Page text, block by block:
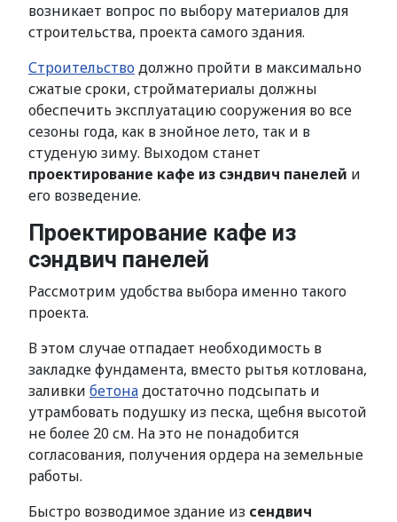
возникает вопрос по выбору материалов для
строительства, проекта самого здания.
Строительстводолжно пройти в максимально
сжатые сроки, стройматериалы должны
обеспечить эксплуатацию сооружения во все
сезоны года, как в знойное лето, так и в
студеную зиму. Выходом станет
проектирование кафе из сэндвич панелей и
его возведение.
Проектирование кафе из
сэндвич панелей
Рассмотрим удобства выбора именно такого
проекта.
В этом случае отпадает необходимость в
закладке фундамента, вместо рытья котлована,
заливки бетонадостаточно подсыпать и
утрамбовать подушку из песка, щебня высотой
не более 20 см. На это не понадобится
согласования, получения ордера на земельные
работы.
Быстро возводимое здание из сендвич